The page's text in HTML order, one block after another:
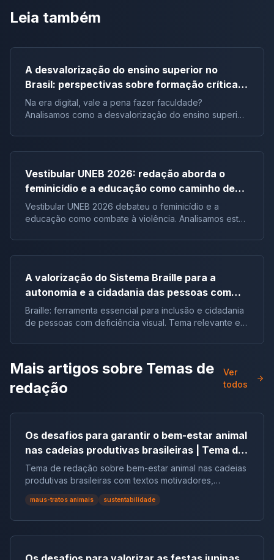
Leia também
A desvalorização do ensino superior no
Brasil: perspectivas sobre formação crítica e
influência digital |Tema de redação
Na era digital, vale a pena fazer faculdade?
Analisamos como a desvalorização do ensino superior
Brasil.
Vestibular UNEB 2026: redação aborda o
feminicídio e a educação como caminho de
combate à violência
Vestibular UNEB 2026 debateu o feminicídio e a
educação como combate à violência. Analisamos este
para futuras pautas sociais.
A valorização do Sistema Braille para a
autonomia e a cidadania das pessoas com
deficiência visual no Brasil |Tema de redação
Braille: ferramenta essencial para inclusão e cidadania
de pessoas com deficiência visual. Tema relevante em
Mais artigos sobre Temas de
redação
Ver
todos
Os desafios para garantir o bem-estar animal
nas cadeias produtivas brasileiras | Tema de
redação
Tema de redação sobre bem-estar animal nas cadeias
produtivas brasileiras com textos motivadores,
repertórios, argumentos e modelos.
maus-tratos animais sustentabilidade